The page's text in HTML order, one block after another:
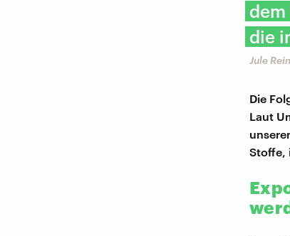
die
Jule
Die
Laut
Stoffe,